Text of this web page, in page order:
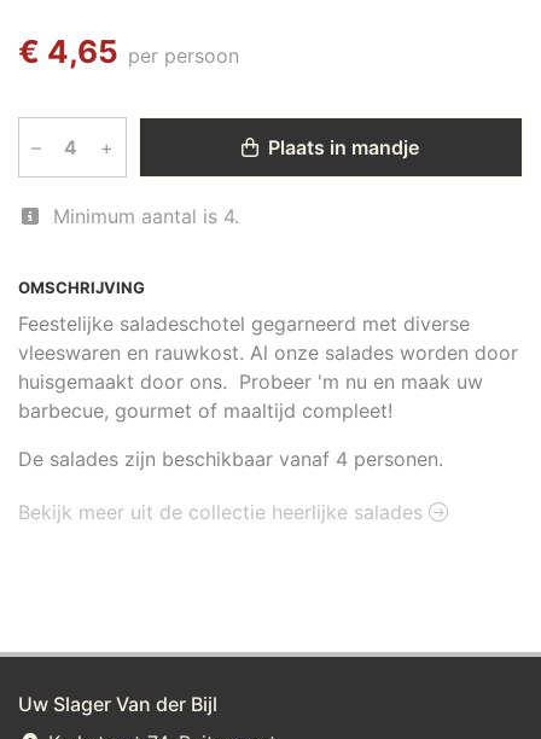
OMSCHRIJVING
Feestelijke saladeschotel gegarneerd met diverse
vleeswaren en rauwkost. Al onze salades worden door
huisgemaakt door ons. Probeer 'm nu en maak uw
barbecue, gourmet of maaltijd compleet!
De salades zijn beschikbaar vanaf 4 personen.
€ 4,65 per persoon
– + Plaats in mandje
Minimum aantal is 4.
Bekijk meer uit de collectie heerlijke salades
Uw Slager Van der Bijl